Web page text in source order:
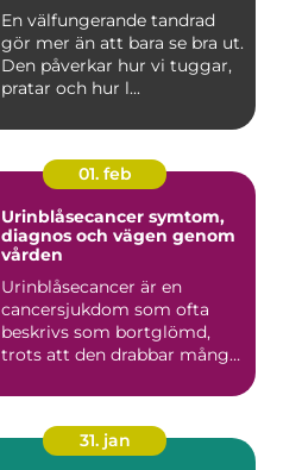
En välfungerande tandrad
gör mer än att bara se bra ut.
Den påverkar hur vi tuggar,
pratar och hur l...
01. feb
Urinblåsecancer symtom,
diagnos och vägen genom
vården
Urinblåsecancer är en
cancersjukdom som ofta
beskrivs som bortglömd,
trots att den drabbar många
31. jan